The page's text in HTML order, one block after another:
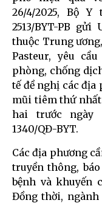
26/4/2025, Bộ
2513/BYT-PB
thuộc Trung
Pasteur, yêu
phòng, chống
tế đề nghị các
mũi tiêm thứ nhất
hai trước ngày
1340/QĐ-BYT.
Các địa phương
truyền thông,
bệnh và khuyến
Đồng thời,